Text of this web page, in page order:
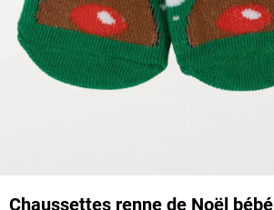
Chaussettes renne de Noël bébé